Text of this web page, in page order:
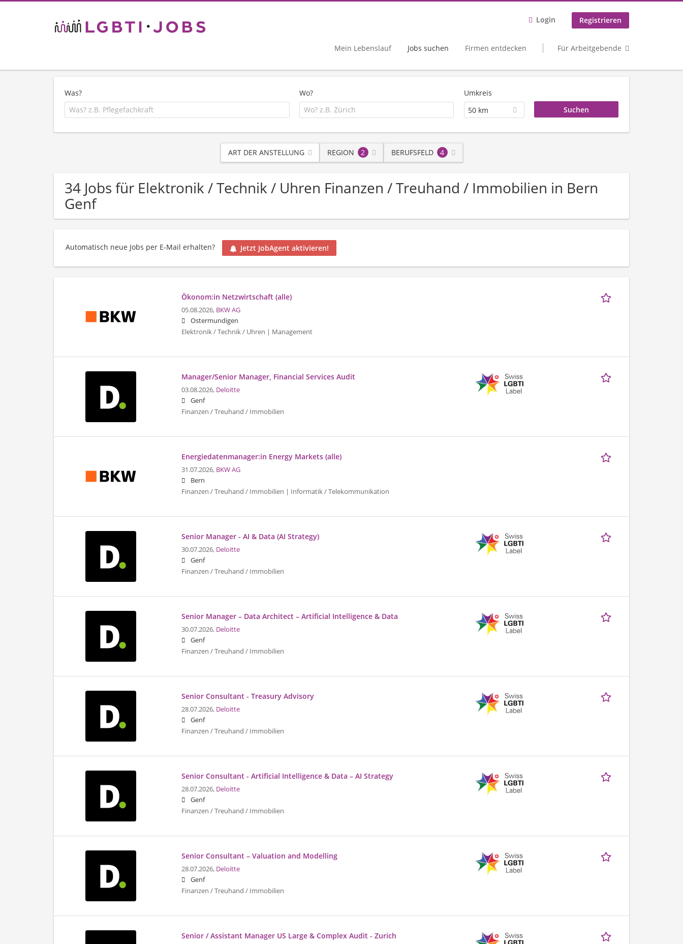
Login Registrieren
Mein Lebenslauf Jobs suchen Firmen entdecken Für Arbeitgebende
Was? Wo?
Umkreis
50 km
ART DER ANSTELLUNG REGION 2 BERUFSFELD 4
34 Jobs für Elektronik / Technik / Uhren Finanzen / Treuhand / Immobilien in Bern
Genf
Automatisch neue Jobs per E-Mail erhalten? Jetzt JobAgent aktivieren!
Ökonom:in Netzwirtschaft (alle)
05.08.2026, BKW AG
Ostermundigen
Elektronik / Technik / Uhren | Management
Manager/Senior Manager, Financial Services Audit
03.08.2026, Deloitte
Genf
Finanzen / Treuhand / Immobilien
Energiedatenmanager:in Energy Markets (alle)
31.07.2026, BKW AG
Bern
Finanzen / Treuhand / Immobilien | Informatik / Telekommunikation
Senior Manager - AI & Data (AI Strategy)
30.07.2026, Deloitte
Genf
Finanzen / Treuhand / Immobilien
Senior Manager – Data Architect – Artificial Intelligence & Data
30.07.2026, Deloitte
Genf
Finanzen / Treuhand / Immobilien
Senior Consultant - Treasury Advisory
28.07.2026, Deloitte
Genf
Finanzen / Treuhand / Immobilien
Senior Consultant - Artificial Intelligence & Data – AI Strategy
28.07.2026, Deloitte
Genf
Finanzen / Treuhand / Immobilien
Senior Consultant – Valuation and Modelling
28.07.2026, Deloitte
Genf
Finanzen / Treuhand / Immobilien
Senior / Assistant Manager US Large & Complex Audit - Zurich